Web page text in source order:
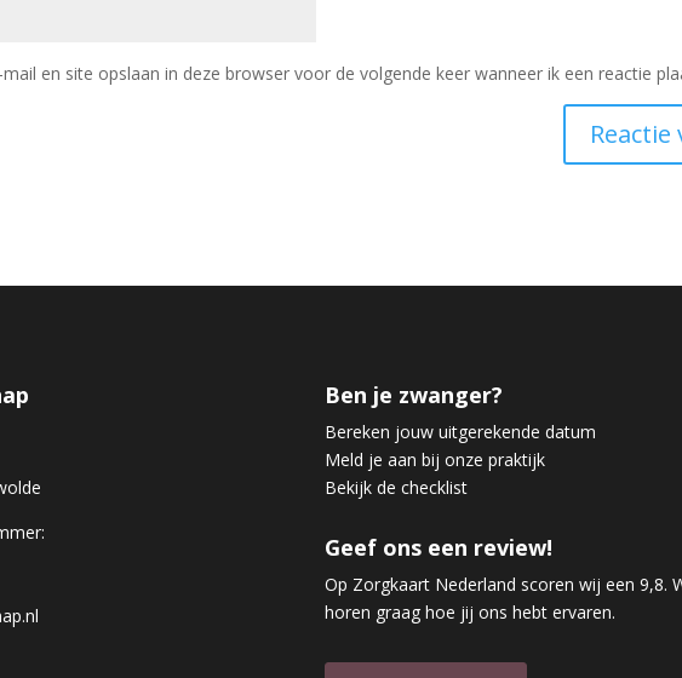
en site opslaan in deze browser voor de volgende keer wanneer ik een reactie
Ben je zwanger?
Bereken jouw uitgerekende datum
Meld je aan bij onze praktijk
Bekijk de checklist
Geef ons een review!
Op Zorgkaart Nederland scoren wij een 9,8.
horen graag hoe jij ons hebt ervaren.